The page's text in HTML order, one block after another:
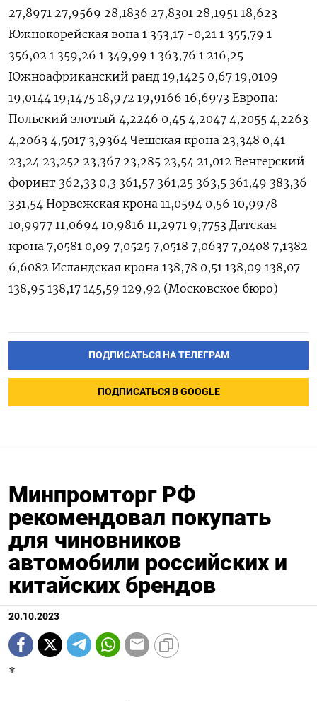
27,8971 27,9569 28,1836 27,8301 28,1951 18,623
Южнокорейская вона 1 353,17 -0,21 1 355,79 1
356,02 1 359,26 1 349,99 1 363,76 1 216,25
Южноафриканский ранд 19,1425 0,67 19,0109
19,0144 19,1475 18,972 19,9166 16,6973 Европа:
Польский злотый 4,2246 0,45 4,2047 4,2055 4,2263
4,2063 4,5017 3,9364 Чешская крона 23,348 0,41
23,24 23,252 23,367 23,285 23,54 21,012 Венгерский
форинт 362,33 0,3 361,57 361,25 363,5 361,49 383,36
331,54 Норвежская крона 11,0594 0,56 10,9978
10,9977 11,0694 10,9816 11,2971 9,7753 Датская
крона 7,0581 0,09 7,0525 7,0518 7,0637 7,0408 7,1382
6,6082 Исландская крона 138,78 0,51 138,09 138,07
138,95 138,17 145,59 129,92 (Московское бюро)
ПОДПИСАТЬСЯ НА ТЕЛЕГРАМ
ПОДПИСАТЬСЯ В GOOGLE
Минпромторг РФ
рекомендовал покупать
для чиновников
автомобили российских и
китайских брендов
20.10.2023
*